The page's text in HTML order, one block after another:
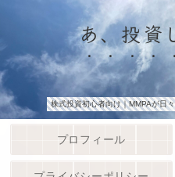
あ、投資
株式投資初心者向け｜MMPAが日
プロフィール